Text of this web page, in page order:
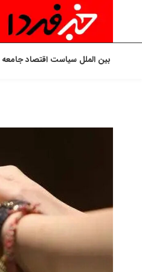
بین الملل سیاست اقتصادجامعه